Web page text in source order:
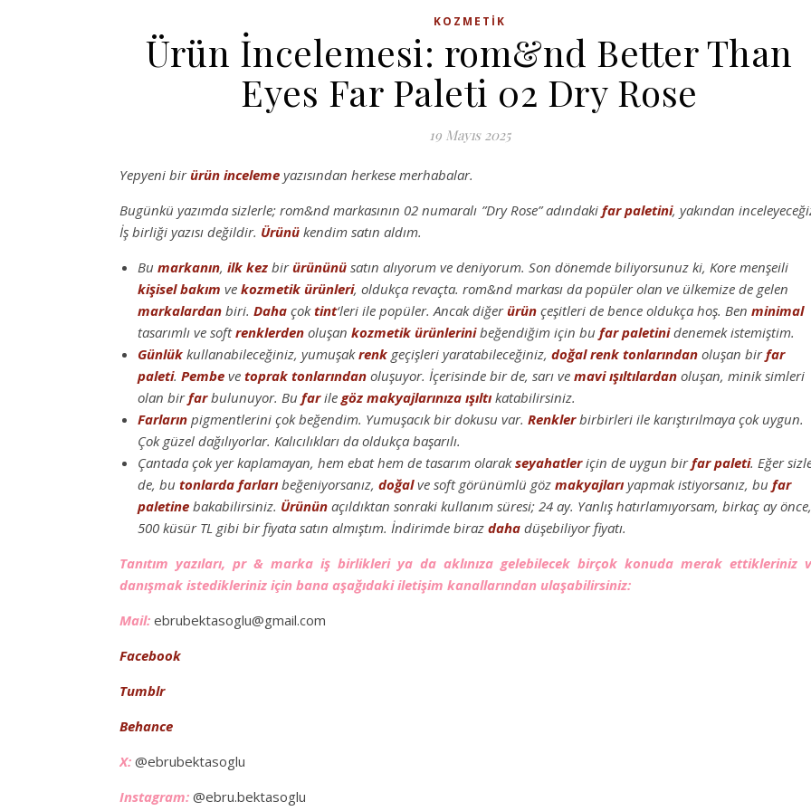
KOZMETIK
Ürün İncelemesi: rom&nd Better Than
Eyes Far Paleti 02 Dry Rose
19 Mayıs 2025
Yepyeni birürün inceleme yazısından herkese merhabalar.
Bugünkü yazımda sizlerle; rom&nd markasının 02 numaralı ”Dry Rose” adındaki far paletini, yakından
İş birliği yazısı değildir. Ürünü kendim satın aldım.
Bu markanın, ilk kez birürününü satın alıyorum ve deniyorum. Son dönemde biliyorsunuz ki, Kore menşeili
kişisel bakım ve kozmetik ürünleri, oldukça revaçta. rom&nd markası da popüler olan ve ülkemize de gelen
markalardan biri. Daha çoktint‘leri ile popüler. Ancak diğerürün çeşitleri de bence oldukça hoş. Ben minimal
tasarımlı ve softrenklerden oluşan kozmetik ürünlerinibeğendiğim için bu far paletinidenemek istemiştim.
Günlük kullanabileceğiniz, yumuşakrenk geçişleri yaratabileceğiniz, doğal renk tonlarından oluşan birfar
paleti. Pembe ve toprak tonlarından oluşuyor. İçerisinde bir de, sarı ve mavi ışıltılardan oluşan, minik simleri
olan birfarbulunuyor. Bu farilegöz makyajlarınıza ışıltıkatabilirsiniz.
Farların pigmentlerini çok beğendim. Yumuşacık bir dokusu var. Renklerbirbirleri ile karıştırılmaya çok uygun.
Çok güzel dağılıyorlar. Kalıcılıkları da oldukça başarılı.
Çantada çok yer kaplamayan, hem ebat hem de tasarım olarakseyahatleriçin de uygun birfar paleti. Eğer
de, bu tonlarda farlarıbeğeniyorsanız, doğalve soft görünümlü göz makyajlarıyapmak istiyorsanız, bu far
paletine bakabilirsiniz. Ürünün açıldıktan sonraki kullanım süresi; 24 ay. Yanlış hatırlamıyorsam, birkaç ay önce,
500 küsür TL gibi bir fiyata satın almıştım. İndirimde biraz daha düşebiliyor fiyatı.
Tanıtım yazıları, pr & marka iş birlikleri ya da aklınıza gelebilecek birçok konuda merak ettikleriniz
danışmak istedikleriniz için bana aşağıdaki iletişim kanallarından ulaşabilirsiniz:
Mail: ebrubektasoglu@gmail.com
Facebook
Tumblr
Behance
X: @ebrubektasoglu
Instagram: @ebru.bektasoglu